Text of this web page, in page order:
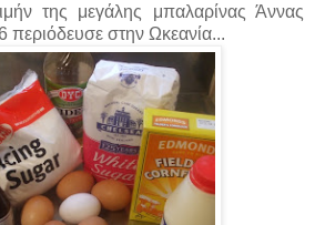
της μεγάλης μπαλαρίνας Άννας
στην Ωκεανία...